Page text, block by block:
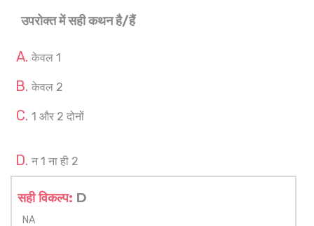
उपरोक्त में सही कथन है/हैं
केवल 1
केवल 2
1 और 2 दोनों
न 1 ना ही 2
सही विकल्प: D
NA